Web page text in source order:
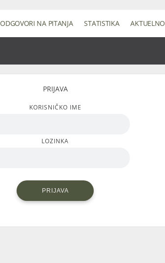
ODGOVORI NA PITANJA STATISTIKA AKTUELNO
PRIJAVA
KORISNIČKO IME
LOZINKA